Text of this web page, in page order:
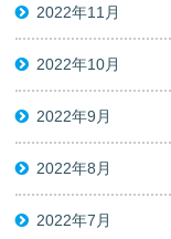
2022年11月
2022年10月
2022年9月
2022年8月
2022年7月